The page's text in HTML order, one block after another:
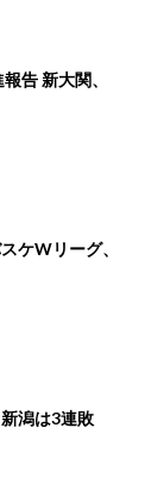
告 新大関、
ケWリーグ、
潟は3連敗